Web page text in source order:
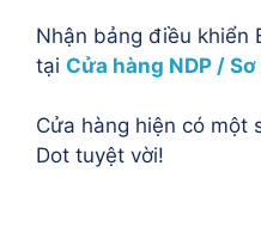
Nhận bảng điều khiển
tại Cửa hàng NDP / Sơ
Cửa hàng hiện có một
Dot tuyệt vời!